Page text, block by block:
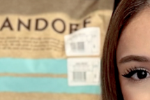
Зубная паста Beaphar Toothpaste
чистит зубы и десны,